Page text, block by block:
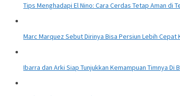
Tips Menghadapi El Nino: Cara Cerdas Tetap Aman di
Marc Marquez Sebut Dirinya Bisa Persiun Lebih Cepat
Ibarra dan Arki Siap Tunjukkan Kemampuan Timnya Di